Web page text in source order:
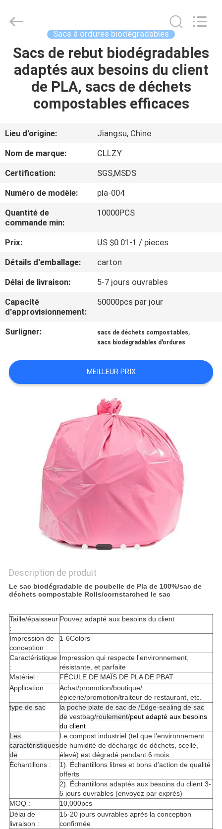
LA
MAISON
À
PROPOS
NOUS
DE
L'USINE
CONTRÔLE
DE
LA
NOUVELLES
UN DEVIS
PRIVACY
POLICY
Greencradleland
Macromolecule
Rights
Sacs à ordures biodégradables
Sacs de rebut biodégradables
adaptés aux besoins du client
de PLA, sacs de déchets
compostables efficaces
Lieu d'origine:
Jiangsu, Chine
Nom de marque:
CLLZY
Certification:
SGS,MSDS
Numéro de modèle:
pla-004
Quantité de
commande min:
10000PCS
Prix:
US $0.01-1 / pieces
Détails d'emballage:
carton
Délai de livraison:
5-7 jours ouvrables
Capacité
d'approvisionnement:
50000pcs par jour
Surligner: sacs de déchets compostables,
sacs biodégradables d'ordures
MEILLEUR PRIX
Description de produit
Le sac biodégradable de poubelle de Pla de 100%/sac de
déchets compostable Rolls/cornstarched le sac
Taille/épaisseur
:
Pouvez adapté aux besoins du client
Impression de
conception :
1-6Colors
Caractéristique
:
Impression qui respecte l'environnement,
résistante, et parfaite
Matériel :
FÉCULE DE MAÏS DE PLA DE PBAT
Application :
Achat/promotion/boutique/
épicerie/promotion/traiteur de restaurant, etc.
type de sac
la poche plate de sac de /Edge-sealing de sac
devestbag/roulement/peut adapté aux besoins
du client
Les
caractéristiques
de
Le compost industriel (tel que l'environnement
de humidité de décharge de déchets, scellé,
élevé) est dégradé pendant 6 mois.
Échantillons :
1). Échantillons libres et bons d'action de qualité
offerts
2). Échantillons adaptés aux besoins du client 3-
5 jours ouvrables (envoyez par exprès)
MOQ :
10,000pcs
Délai de
livraison :
15-20 jours ouvrables après la conception
confirmée